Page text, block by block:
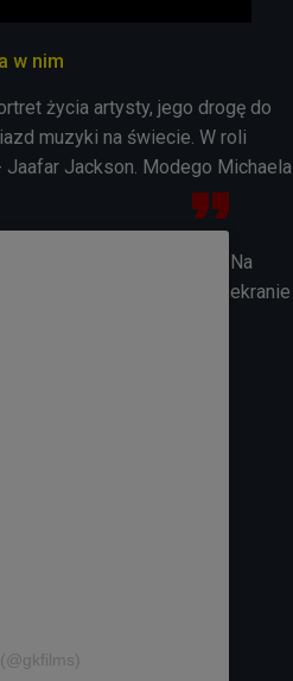
w nim
życia artysty, jego drogę do
muzyki na świecie. W roli
Jaafar Jackson. Modego Michaela
Na
ekranie